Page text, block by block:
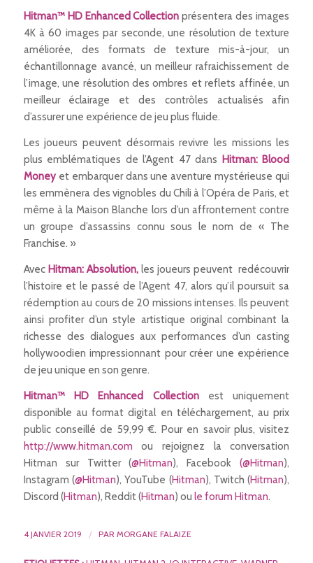
Hitman™ HD Enhanced Collection présentera des images
4K à 60 images par seconde, une résolution de texture
améliorée, des formats de texture mis-à-jour, un
échantillonnage avancé, un meilleur rafraichissement de
l’image, une résolution des ombres et reflets affinée, un
meilleur éclairage et des contrôles actualisés afin
d’assurer une expérience de jeu plus fluide.
Les joueurs peuvent désormais revivre les missions les
plus emblématiques de l’Agent 47 dans Hitman: Blood
Money et embarquer dans une aventure mystérieuse qui
les emmènera des vignobles du Chili à l’Opéra de Paris, et
même à la Maison Blanche lors d’un affrontement contre
un groupe d’assassins connu sous le nom de « The
Franchise. »
Avec Hitman: Absolution, les joueurs peuvent redécouvrir
l’histoire et le passé de l’Agent 47, alors qu’il poursuit sa
rédemption au cours de 20 missions intenses. Ils peuvent
ainsi profiter d’un style artistique original combinant la
richesse des dialogues aux performances d’un casting
hollywoodien impressionnant pour créer une expérience
de jeu unique en son genre.
Hitman™ HD Enhanced Collectionest uniquement
disponible au format digital en téléchargement, au prix
public conseillé de 59,99 €. Pour en savoir plus, visitez
http://www.hitman.com ou rejoignez la conversation
Hitman sur Twitter (@Hitman), Facebook(@Hitman),
Instagram (@Hitman), YouTube (Hitman), Twitch (Hitman),
Discord (Hitman), Reddit (Hitman) ou le forum Hitman.
4 JANVIER 2019 / PAR MORGANE FALAIZE